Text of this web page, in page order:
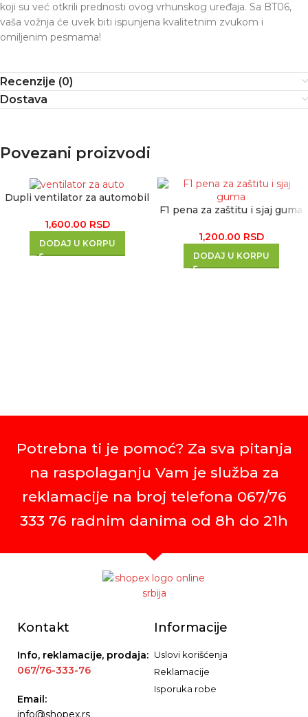
koji su već otkrili prednosti ovog vrhunskog uređaja. Sa BT06,
vaša vožnja će uvek biti ispunjena kvalitetnim zvukom i
omiljenim pesmama!
Recenzije (0)
Dostava
Povezani proizvodi
Dupli ventilator za automobil
1,600.00 RSD
DODAJ U KORPU
F1 pena za zaštitu i sjaj guma
1,200.00 RSD
DODAJ U KORPU
Potrebna ti je pomoć? Za sva pitanja
na raspolaganju Vam je služba za
reklamacije na broj telefona 067/76
333 76 radnim danima od 8h do 21h
Kontakt
Info, reklamacije, prodaja:
067/76-333-76
Email:
info@shopex.rs
Informacije
Uslovi korišćenja
Reklamacije
Isporuka robe